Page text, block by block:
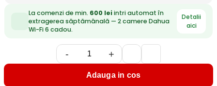
La comenzi de min. 600 leiintri automat în
extragerea săptămânală — 2 camere Dahua
Wi-Fi 6 cadou.
Detalii
aici
- +
Adauga in cos